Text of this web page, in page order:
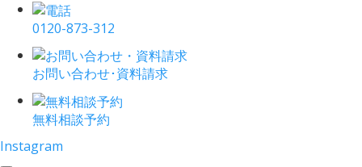
0120-873-312
お問い合わせ･資料請求
無料相談予約
Instagram